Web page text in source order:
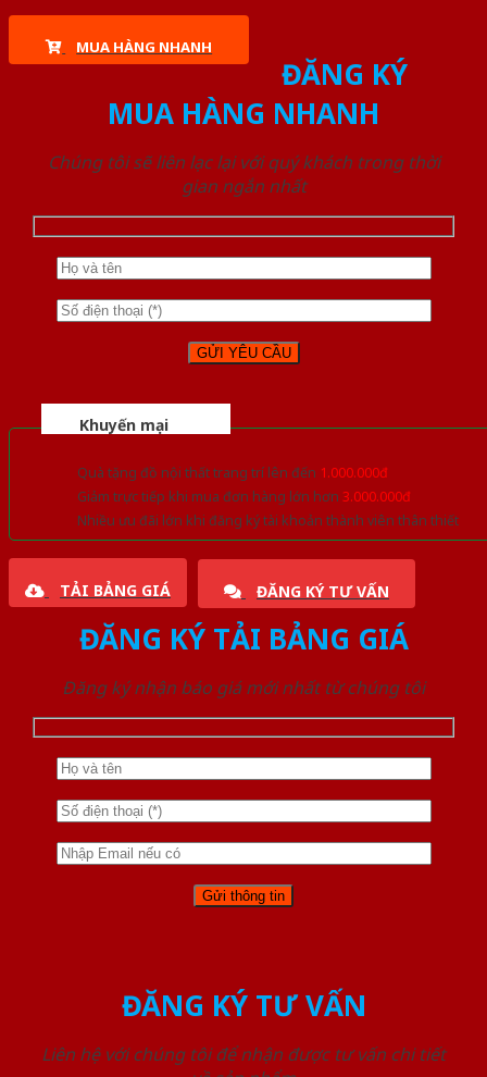
MUA HÀNG NHANH
ĐĂNG KÝ
MUA HÀNG NHANH
Chúng tôi sẽ liên lạc lại với quý khách trong thời
gian ngắn nhất
Khuyến mại
Quà tặng đồ nội thất trang trí lên đến 1.000.000đ
Giảm trực tiếp khi mua đơn hàng lớn hơn 3.000.000đ
Nhiều ưu đãi lớn khi đăng ký tài khoản thành viên thân thiết
TẢI BẢNG GIÁ ĐĂNG KÝ TƯ VẤN
ĐĂNG KÝ TẢI BẢNG GIÁ
Đăng ký nhận báo giá mới nhất từ chúng tôi
ĐĂNG KÝ TƯ VẤN
Liên hệ với chúng tôi để nhận được tư vấn chi tiết